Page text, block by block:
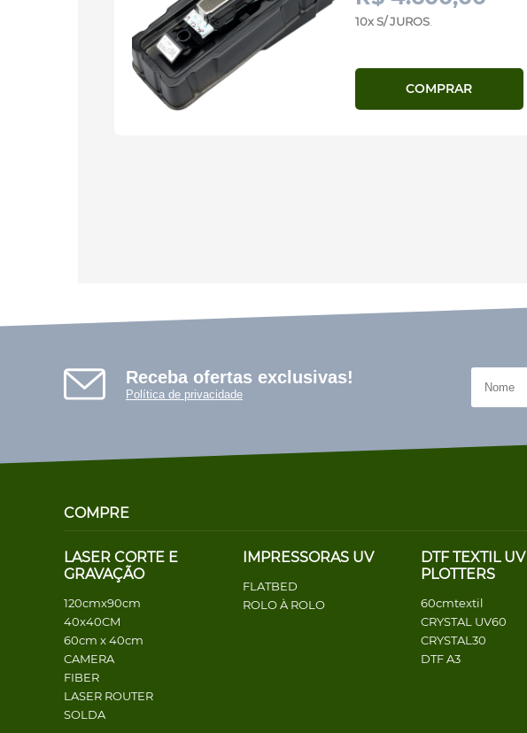
10x S/ JUROS.
COMPRAR
Receba ofertas exclusivas!
Política de privacidade
COMPRE
LASER CORTE E
GRAVAÇÃO
120cmx90cm
40x40CM
60cm x 40cm
CAMERA
FIBER
LASER ROUTER
SOLDA
IMPRESSORAS UV
FLATBED
ROLO À ROLO
DTF TEXTIL UV
PLOTTERS
60cmtextil
CRYSTAL UV60
CRYSTAL30
DTF A3